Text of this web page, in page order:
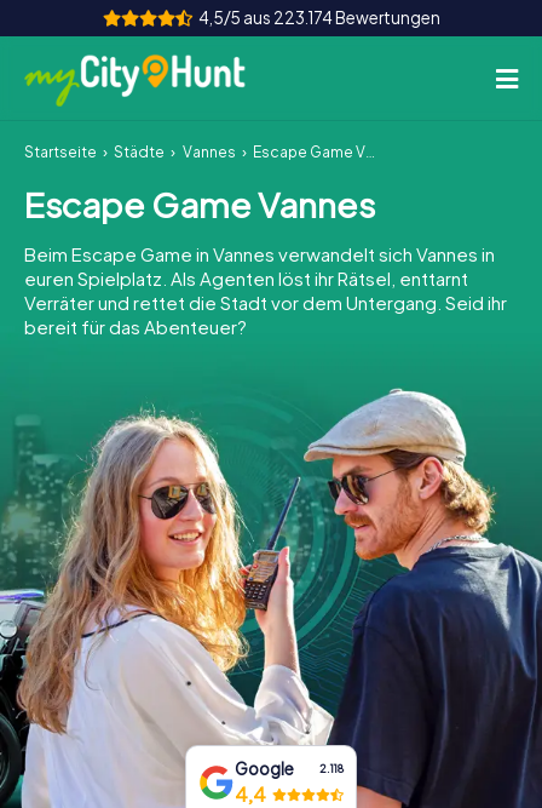
4,5/5 aus 223.174 Bewertungen
So funktioniert's
Städte
Touren
Teamevent
INT AT CH
DE
ES
FR UK
IE
IT
NL
Tickets buchen
Gutscheine bestellen
Startseite Städte Vannes Escape Game Vannes
Escape Game Vannes
Beim Escape Game in Vannes verwandelt sich Vannes in
euren Spielplatz. Als Agenten löst ihr Rätsel, enttarnt
Verräter und rettet die Stadt vor dem Untergang. Seid ihr
bereit für das Abenteuer?
Google 2.118
4,4